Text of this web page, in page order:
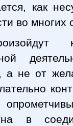
как
во многих
а не от
в